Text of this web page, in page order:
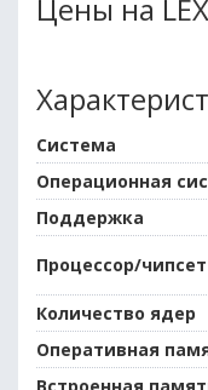
Цены на
Система
Операционная
Поддержка
Процессор/чипсет
Количество ядер
Оперативная